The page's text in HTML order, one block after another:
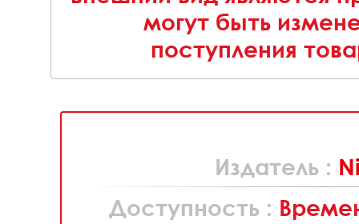
могут быть
поступления
Издатель :
Доступность :